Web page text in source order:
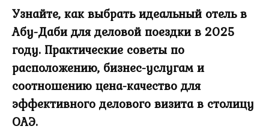
Узнайте, как выбрать идеальный отель в
Абу-Даби для деловой поездки в 2025
году. Практические советы по
расположению, бизнес-услугам и
соотношению цена-качество для
эффективного делового визита в столицу
ОАЭ.